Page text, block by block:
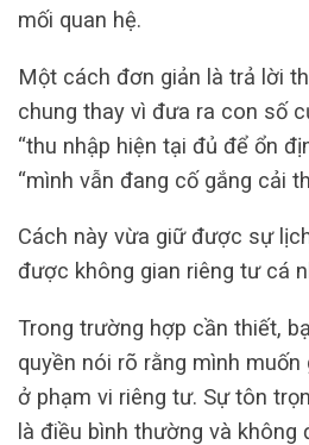
mối quan hệ.
Một cách đơn giản là trả lời
chung thay vì đưa ra con số
“thu nhập hiện tại đủ để ổn
“mình vẫn đang cố gắng cải
Cách này vừa giữ được sự
được không gian riêng tư cá
Trong trường hợp cần thiết,
quyền nói rõ rằng mình
ở phạm vi riêng tư. Sự tôn
là điều bình thường và không